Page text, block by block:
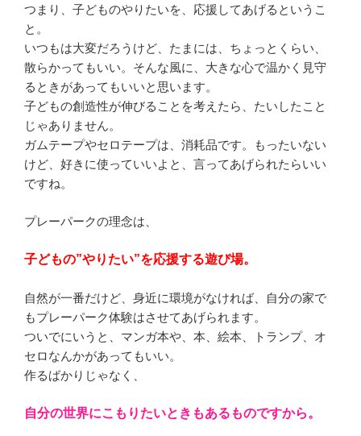
つまり、子どものやりたいを、応援してあげるというこ
と。
いつもは大変だろうけど、たまには、ちょっとくらい、
散らかってもいい。そんな風に、大きな心で温かく見守
るときがあってもいいと思います。
子どもの創造性が伸びることを考えたら、たいしたこと
じゃありません。
ガムテープやセロテープは、消耗品です。もったいない
けど、好きに使っていいよと、言ってあげられたらいい
ですね。
プレーパークの理念は、
子どもの”やりたい”を応援する遊び場。
自然が一番だけど、身近に環境がなければ、自分の家で
もプレーパーク体験はさせてあげられます。
ついでにいうと、マンガ本や、本、絵本、トランプ、オ
セロなんかがあってもいい。
作るばかりじゃなく、
自分の世界にこもりたいときもあるものですから。